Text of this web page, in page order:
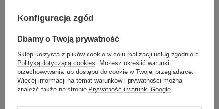
129,00 zł
+ Dodaj do porównania
Konfiguracja zgód
Dbamy o Twoją prywatność
Sklep korzysta z plików cookie w celu realizacji usług zgodnie z
Polityką dotyczącą cookies. Możesz określić warunki
przechowywania lub dostępu do cookie w Twojej przeglądarce.
Więcej informacji na temat warunków i prywatności można
znaleźć także na stronie Prywatność i warunki Google.